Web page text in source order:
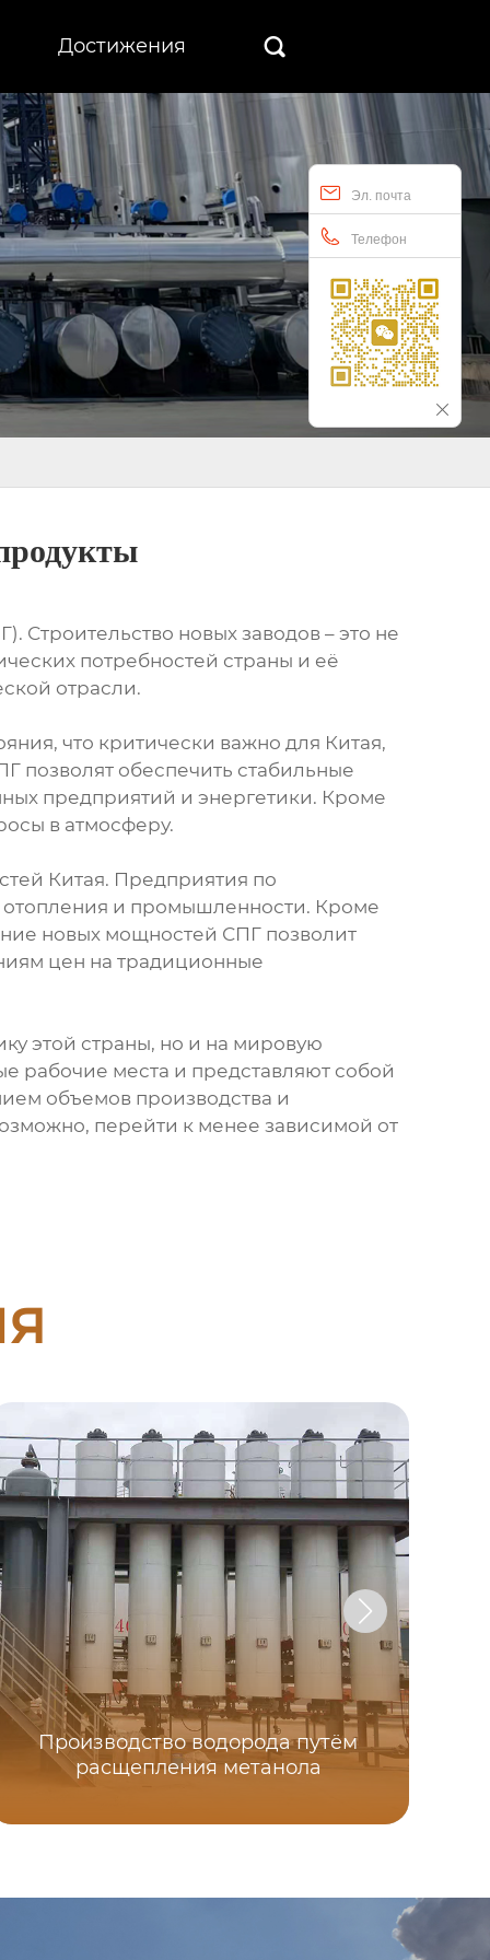
Достижения 
Эл. почта
Телефон
Строительство новых заводов – это не
потребностей страны и её
отрасли.
что критически важно для Китая,
позволят обеспечить стабильные
предприятий и энергетики. Кроме
в атмосферу.
Китая. Предприятия по
отопления и промышленности. Кроме
новых мощностей СПГ позволит
цен на традиционные
этой страны, но и на мировую
рабочие места и представляют собой
объемов производства и
перейти к менее зависимой от
Производство водорода путём
расщепления метанола